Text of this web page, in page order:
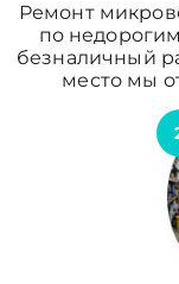
Ремонт
по
безналичный
место мы